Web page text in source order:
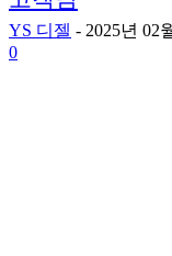
YS 디젤 - 2025년 02
0